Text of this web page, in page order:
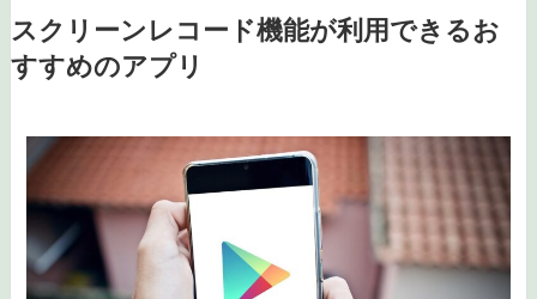
スクリーンレコード機能が利用できるお
すすめのアプリ